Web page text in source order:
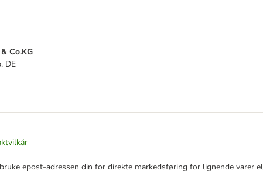
Co.KG
DE
epost-adressen din for direkte markedsføring for lignende